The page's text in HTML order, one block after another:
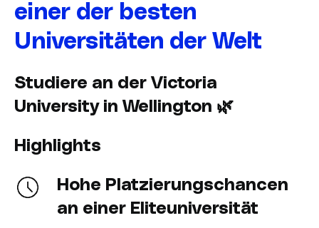
einer der besten
Universitäten der Welt
Studiere an der Victoria
University in Wellington 🌿
Highlights
Hohe Platzierungschancen
an einer Eliteuniversität